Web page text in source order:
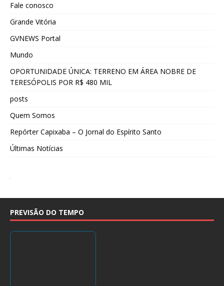
Fale conosco
Grande Vitória
GVNEWS Portal
Mundo
OPORTUNIDADE ÚNICA: TERRENO EM ÁREA NOBRE DE
TERESÓPOLIS POR R$ 480 MIL
posts
Quem Somos
Repórter Capixaba – O Jornal do Espírito Santo
Últimas Notícias
PREVISÃO DO TEMPO